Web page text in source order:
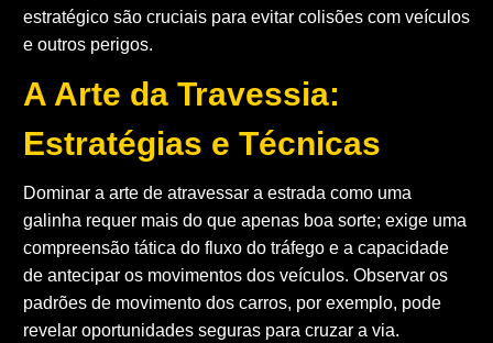
estratégico são cruciais para evitar colisões com veículos
e outros perigos.
A Arte da Travessia:
Estratégias e Técnicas
Dominar a arte de atravessar a estrada como uma
galinha requer mais do que apenas boa sorte; exige uma
compreensão tática do fluxo do tráfego e a capacidade
de antecipar os movimentos dos veículos. Observar os
padrões de movimento dos carros, por exemplo, pode
revelar oportunidades seguras para cruzar a via.